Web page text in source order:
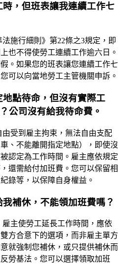
，但班表讓我連續工作七
施行細則》第22條之3規定，即
也不得使勞工連續工作逾六日。
。如果您的班表讓您連續工作七
可以向當地勞工主管機關申訴。
點待命，但沒有實際工
公司沒有給我待命費。
受到雇主拘束，無法自由支配
、不能離開指定地點），即使沒
認定為工作時間。雇主應依規定
還需給付加班費。您可以保留相
錄等，以保障自身權益。
補休，不能領加班費嗎？
主使勞工延長工作時間，應依
方合意下的選項，而非雇主單方
就強制您補休，或只提供補休而
勞基法。您可以選擇領取加班